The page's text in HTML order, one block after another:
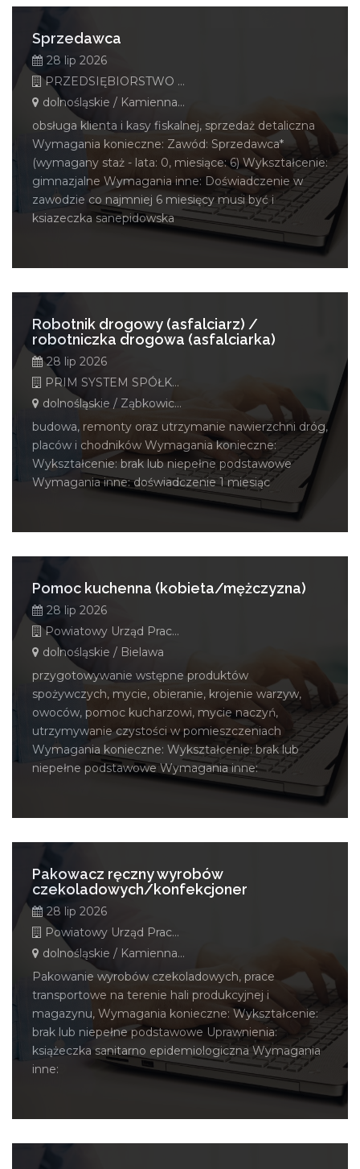
Sprzedawca
28 lip 2026
PRZEDSIĘBIORSTWO HANDLOWO-USŁUGOWO-GASTRONOMICZNO-HOTELARSKIE KROKUS ZYGMUNT BLICHARZ
dolnośląskie / Kamienna Góra
obsługa klienta i kasy fiskalnej, sprzedaż detaliczna
Wymagania konieczne: Zawód: Sprzedawca*
(wymagany staż - lata: 0, miesiące: 6) Wykształcenie:
gimnazjalne Wymagania inne: Doświadczenie w
zawodzie co najmniej 6 miesięcy musi być i
ksiazeczka sanepidowska
Robotnik drogowy (asfalciarz) /
robotniczka drogowa (asfalciarka)
28 lip 2026
PRIM SYSTEM SPÓŁKA Z OGRANICZONĄ ODPOWIEDZIALNOŚCIĄ
dolnośląskie / Ząbkowice Śląskie
budowa, remonty oraz utrzymanie nawierzchni dróg,
placów i chodników Wymagania konieczne:
Wykształcenie: brak lub niepełne podstawowe
Wymagania inne: doświadczenie 1 miesiąc
Pomoc kuchenna (kobieta/mężczyzna)
28 lip 2026
Powiatowy Urząd Pracy w Dzierżoniowie
dolnośląskie / Bielawa
przygotowywanie wstępne produktów
spożywczych, mycie, obieranie, krojenie warzyw,
owoców, pomoc kucharzowi, mycie naczyń,
utrzymywanie czystości w pomieszczeniach
Wymagania konieczne: Wykształcenie: brak lub
niepełne podstawowe Wymagania inne:
Pakowacz ręczny wyrobów
czekoladowych/konfekcjoner
28 lip 2026
Powiatowy Urząd Pracy w Kamiennej Górze
dolnośląskie / Kamienna Góra
Pakowanie wyrobów czekoladowych, prace
transportowe na terenie hali produkcyjnej i
magazynu, Wymagania konieczne: Wykształcenie:
brak lub niepełne podstawowe Uprawnienia:
książeczka sanitarno epidemiologiczna Wymagania
inne: